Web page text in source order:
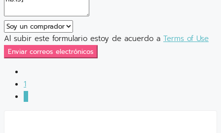
Al subir este formulario estoy de acuerdo a Terms of Use
Enviar correos electrónicos
1